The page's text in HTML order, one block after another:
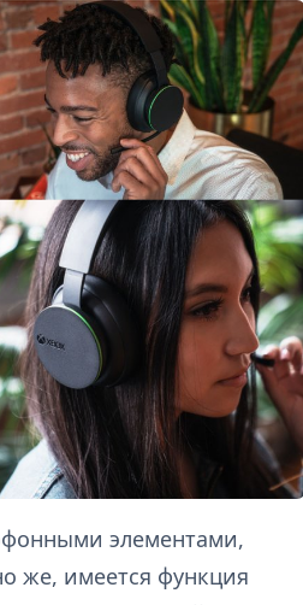
элементами,
же, имеется функция